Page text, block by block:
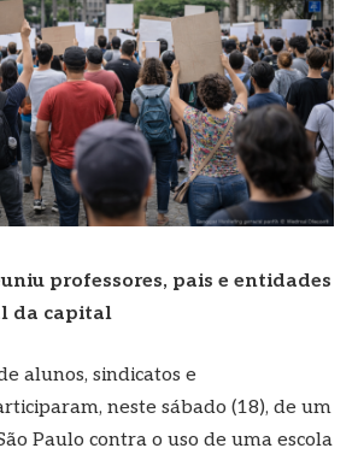
professores, pais e entidades
da capital
alunos, sindicatos e
neste sábado (18), de um
Paulo contra o uso de uma escola